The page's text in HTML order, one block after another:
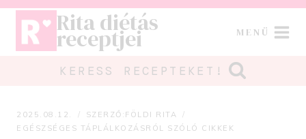
Skip
content
Rita diétás
receptjei MENÜ
KERESS RECEPTEKET!
2025.08.12. SZERZŐ: FÖLDI RITA
EGÉSZSÉGES TÁPLÁLKOZÁSRÓL SZÓLÓ CIKKEK